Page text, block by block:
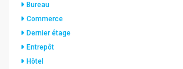
Bureau
Commerce
Dernier étage
Entrepôt
Hôtel